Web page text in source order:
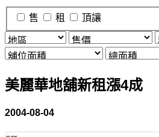
售 租 頂讓
美麗華地舖新租漲4成
2004-08-04